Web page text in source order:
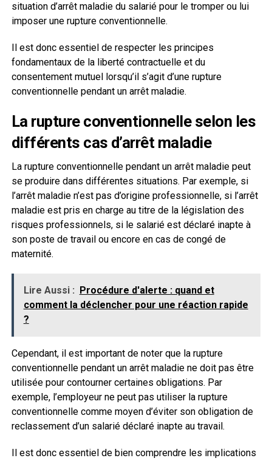
situation d’arrêt maladie du salarié pour le tromper ou lui
imposer une rupture conventionnelle.
Il est donc essentiel de respecter les principes
fondamentaux de la liberté contractuelle et du
consentement mutuel lorsqu’il s’agit d’une rupture
conventionnelle pendant un arrêt maladie.
La rupture conventionnelle selon les
différents cas d’arrêt maladie
La rupture conventionnelle pendant un arrêt maladie peut
se produire dans différentes situations. Par exemple, si
l’arrêt maladie n’est pas d’origine professionnelle, si l’arrêt
maladie est pris en charge au titre de la législation des
risques professionnels, si le salarié est déclaré inapte à
son poste de travail ou encore en cas de congé de
maternité.
Lire Aussi : Procédure d'alerte : quand et
comment la déclencher pour une réaction rapide
?
Cependant, il est important de noter que la rupture
conventionnelle pendant un arrêt maladie ne doit pas être
utilisée pour contourner certaines obligations. Par
exemple, l’employeur ne peut pas utiliser la rupture
conventionnelle comme moyen d’éviter son obligation de
reclassement d’un salarié déclaré inapte au travail.
Il est donc essentiel de bien comprendre les implications